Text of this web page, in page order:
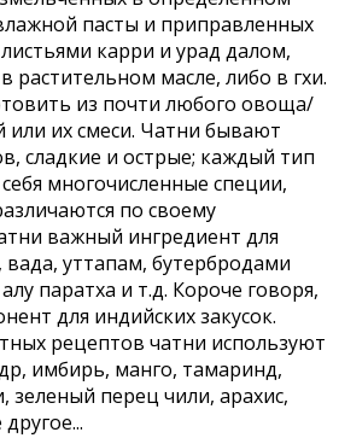
пасты и приправленных
карри и урад далом,
масле, либо в гхи.
из почти любого овоща/
или их смеси. Чатни бывают
сладкие и острые; каждый тип
многочисленные специи,
по своему
важный ингредиент для
вада, уттапам, бутербродами
паратха и т.д. Короче говоря,
для индийских закусок.
рецептов чатни используют
имбирь, манго, тамаринд,
зеленый перец чили, арахис,